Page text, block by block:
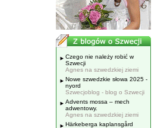
Czego nie należy robić w
Szwecji
Agnes na szwedzkiej ziemi
Nowe szwedzkie słowa 2025 -
nyord
Szwecjoblog - blog o Szwecji
Advents mossa – mech
adwentowy.
Agnes na szwedzkiej ziemi
Härkeberga kaplansgård